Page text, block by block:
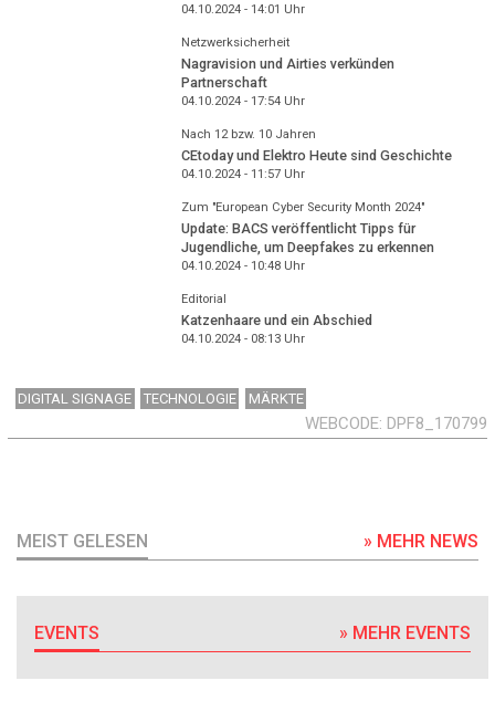
04.10.2024 - 14:01 Uhr
Netzwerksicherheit
Nagravision und Airties verkünden
Partnerschaft
04.10.2024 - 17:54Uhr
Nach 12 bzw. 10 Jahren
CEtoday und Elektro Heute sind Geschichte
04.10.2024 - 11:57Uhr
Zum "European Cyber Security Month 2024"
Update: BACS veröffentlicht Tipps für
Jugendliche, um Deepfakes zu erkennen
04.10.2024 - 10:48Uhr
Editorial
Katzenhaare und ein Abschied
04.10.2024 - 08:13Uhr
DIGITAL SIGNAGE TECHNOLOGIE MÄRKTE
WEBCODE DPF8_170799
MEIST GELESEN » MEHR NEWS
EVENTS » MEHR EVENTS